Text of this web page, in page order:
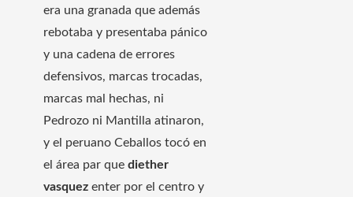
era una granada que además
rebotaba y presentaba pánico
y una cadena de errores
defensivos, marcas trocadas,
marcas mal hechas, ni
Pedrozo ni Mantilla atinaron,
y el peruano Ceballos tocó en
el área par que diether
vasquez enter por el centro y